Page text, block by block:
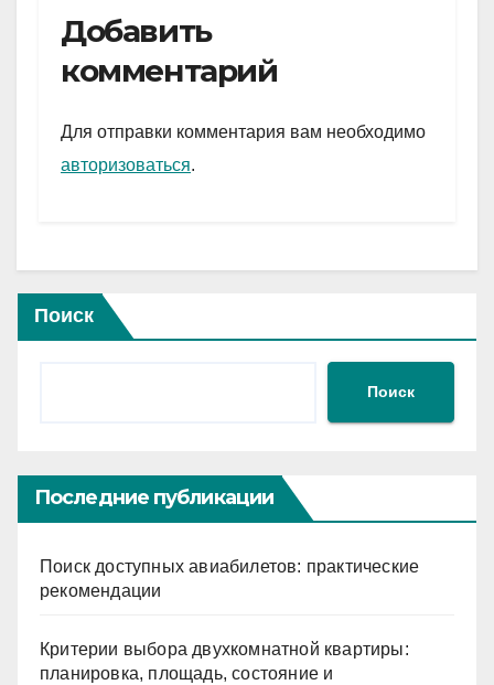
e
gr
a
m
er
s
A
p
и
Добавить
комментарий
Для отправки комментария вам необходимо
авторизоваться.
Поиск
Поиск
Последние публикации
Поиск доступных авиабилетов: практические
рекомендации
Критерии выбора двухкомнатной квартиры:
планировка, площадь, состояние и